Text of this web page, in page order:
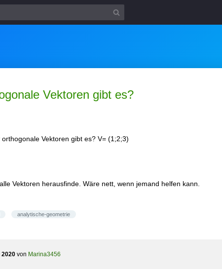
Vektoren gibt es?
Vektoren gibt es? V= (1;2;3)
Vektoren herausfinde. Wäre nett, wenn jemand helfen kann.
analytische-geometrie
2020 von Marina3456